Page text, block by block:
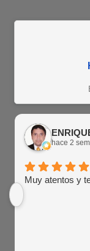
hace 2
Muy atentos y